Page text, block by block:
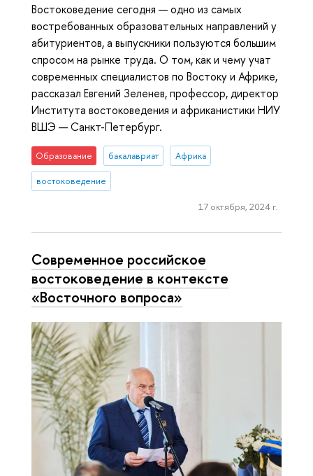
Востоковедение сегодня — одно из самых
востребованных образовательных направлений у
абитуриентов, а выпускники пользуются большим
спросом на рынке труда. О том, как и чему учат
современных специалистов по Востоку и Африке,
рассказал Евгений Зеленев, профессор, директор
Института востоковедения и африканистики НИУ
ВШЭ — Санкт-Петербург.
Образование бакалавриат Африка
востоковедение
17 октября, 2024 г.
Современное российское
востоковедение в контексте
«Восточного вопроса»